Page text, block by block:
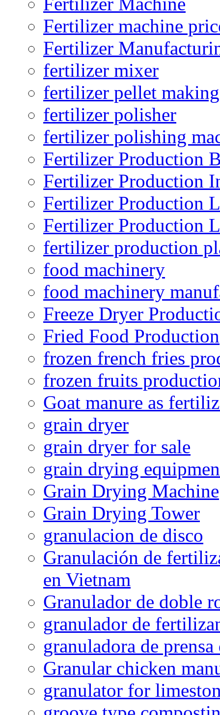
Fertilizer machine
Fertilizer
fertilizer mixer
fertilizer pellet making
fertilizer polisher
fertilizer polishing
Fertilizer Production
Fertilizer Production
Fertilizer Production
Fertilizer Production
fertilizer production
food machinery
food machinery
Freeze Dryer
Fried Food Production
frozen french fries
frozen fruits
Goat manure as
grain dryer
grain dryer for sale
grain drying
Grain Drying Machine
Grain Drying Tower
granulacion de disco
Granulación de
en Vietnam
Granulador de doble
granulador de
granuladora de
Granular chicken
granulator for